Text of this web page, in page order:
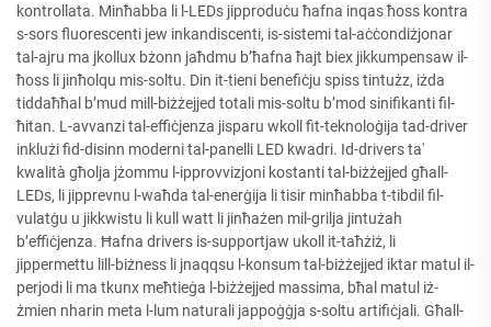
kontrollata. Minħabba li l-LEDs jipproduċu ħafna inqas ħoss kontra
s-sors fluorescenti jew inkandiscenti, is-sistemi tal-aċċondiżjonar
tal-ajru ma jkollux bżonn jaħdmu b’ħafna ħajt biex jikkumpensaw il-
ħoss li jinħolqu mis-soltu. Din it-tieni benefiċju spiss tintużz, iżda
tiddaħħal b’mud mill-biżżejjed totali mis-soltu b’mod sinifikanti fil-
ħitan. L-avvanzi tal-effiċjenza jisparu wkoll fit-teknoloġija tad-driver
inklużi fid-disinn moderni tal-panelli LED kwadri. Id-drivers ta'
kwalità għolja jżommu l-ipprovvizjoni kostanti tal-biżżejjed għall-
LEDs, li jipprevnu l-waħda tal-enerġija li tisir minħabba t-tibdil fil-
vulatġu u jikkwistu li kull watt li jinħażen mil-grilja jintużah
b’effiċjenza. Ħafna drivers is-supportjaw ukoll it-taħżiż, li
jippermettu lill-biżness li jnaqqsu l-konsum tal-biżżejjed iktar matul il-
perjodi li ma tkunx meħtieġa l-biżżejjed massima, bħal matul iż-
żmien nharin meta l-lum naturali jappoġġja s-soltu artifiċjali. Għall-